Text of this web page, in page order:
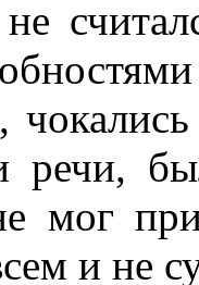
речи,
мог
и не